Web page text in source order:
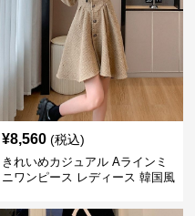
¥8,560 (税込)
きれいめカジュアル Aラインミ
ニワンピース レディース 韓国風
上丈 春秋 ウエストマーク 上品